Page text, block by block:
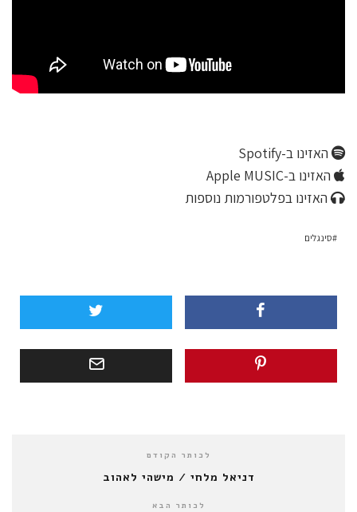
האזינו ב-Spotify
האזינו ב-Apple MUSIC
האזינו בפלטפורמות נוספות
סינגלים
לכותר הקודם
דניאל מלחי / מישהי לאהוב
לכותר הבא